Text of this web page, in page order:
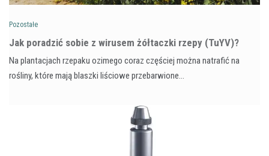
Pozostałe
​Jak poradzić sobie z wirusem żółtaczki rzepy (TuYV)?
Na plantacjach rzepaku ozimego coraz częściej można natrafić na
rośliny, które mają blaszki liściowe przebarwione…